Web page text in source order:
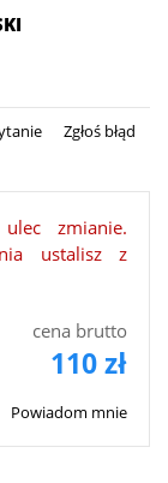
Zgłoś błąd
zmianie.
ustalisz z
cena brutto
110 zł
Powiadom mnie